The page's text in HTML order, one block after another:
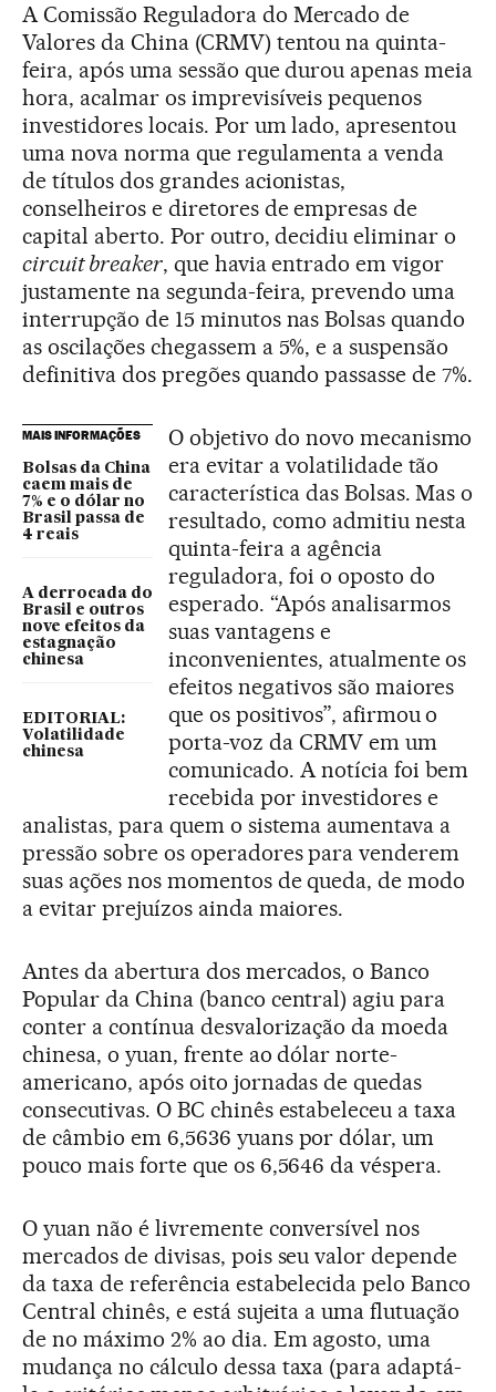
A Comissão Reguladora do Mercado de
Valores da China (CRMV) tentou na quinta-
feira, após uma sessão que durou apenas meia
hora, acalmar os imprevisíveis pequenos
investidores locais. Por um lado, apresentou
uma nova norma que regulamenta a venda
de títulos dos grandes acionistas,
conselheiros e diretores de empresas de
capital aberto. Por outro, decidiu eliminar o
circuit breaker, que havia entrado em vigor
justamente na segunda-feira, prevendo uma
interrupção de 15 minutos nas Bolsas quando
as oscilações chegassem a 5%, e a suspensão
definitiva dos pregões quando passasse de 7%.
MAIS INFORMAÇÕES
Bolsas da China
caem mais de
7% e o dólar no
Brasil passa de
4 reais
A derrocada do
Brasil e outros
nove efeitos da
estagnação
chinesa
EDITORIAL:
Volatilidade
chinesa
O objetivo do novo mecanismo
era evitar a volatilidade tão
característica das Bolsas. Mas o
resultado, como admitiu nesta
quinta-feira a agência
reguladora, foi o oposto do
esperado. “Após analisarmos
suas vantagens e
inconvenientes, atualmente os
efeitos negativos são maiores
que os positivos”, afirmou o
porta-voz da CRMV em um
comunicado. A notícia foi bem
recebida por investidores e
analistas, para quem o sistema aumentava a
pressão sobre os operadores para venderem
suas ações nos momentos de queda, de modo
a evitar prejuízos ainda maiores.
Antes da abertura dos mercados, o Banco
Popular da China (banco central) agiu para
conter a contínua desvalorização da moeda
chinesa, o yuan, frente ao dólar norte-
americano, após oito jornadas de quedas
consecutivas. O BC chinês estabeleceu a taxa
de câmbio em 6,5636 yuans por dólar, um
pouco mais forte que os 6,5646 da véspera.
O yuan não é livremente conversível nos
mercados de divisas, pois seu valor depende
da taxa de referência estabelecida pelo Banco
Central chinês, e está sujeita a uma flutuação
de no máximo 2% ao dia. Em agosto, uma
mudança no cálculo dessa taxa (para adaptá-